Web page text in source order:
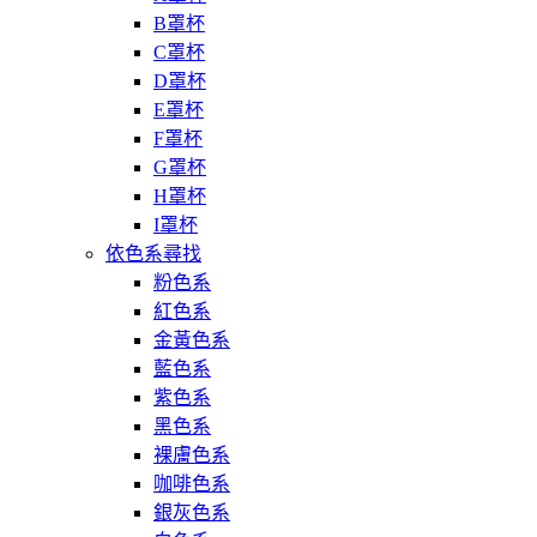
B罩杯
C罩杯
D罩杯
E罩杯
F罩杯
G罩杯
H罩杯
I罩杯
依色系尋找
粉色系
紅色系
金黃色系
藍色系
紫色系
黑色系
裸膚色系
咖啡色系
銀灰色系